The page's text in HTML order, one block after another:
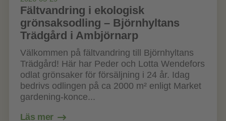
Fältvandring i ekologisk
grönsaksodling – Björnhyltans
Trädgård i Ambjörnarp
Välkommen på fältvandring till Björnhyltans
Trädgård! Här har Peder och Lotta Wendefors
odlat grönsaker för försäljning i 24 år. Idag
bedrivs odlingen på ca 2000 m² enligt Market
gardening-konce...
Läs mer